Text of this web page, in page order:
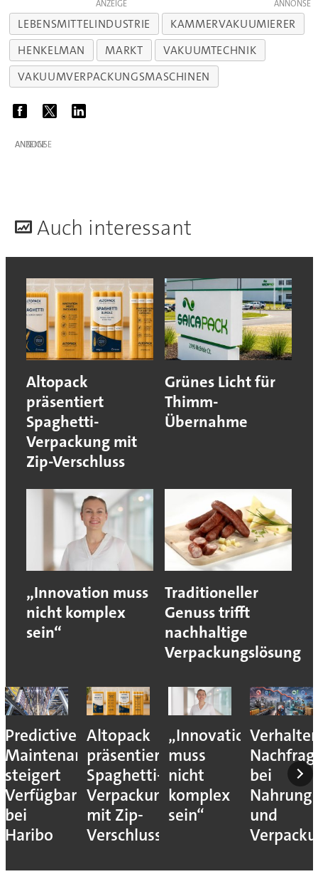
ANZEIGE
LEBENSMITTELINDUSTRIE
KAMMERVAKUUMIERER
HENKELMAN
MARKT
VAKUUMTECHNIK
VAKUUMVERPACKUNGSMASCHINEN
ANZEIGE
Auch interessant
Altopack
präsentiert
Spaghetti-
Verpackung mit
Zip-Verschluss
Grünes Licht für
Thimm-
Übernahme
„Innovation muss
nicht komplex
sein“
Traditioneller
Genuss trifft
nachhaltige
Verpackungslösung
Altopack
präsentiert
Spaghetti-
Verpackung
mit Zip-
Verschluss
„Innovation
muss
nicht
komplex
sein“
Verhaltene
Nachfrage